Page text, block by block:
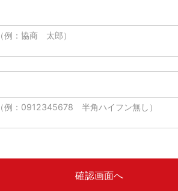
（例：協商 太郎）
（例：0912345678 半角ハイフン無し）